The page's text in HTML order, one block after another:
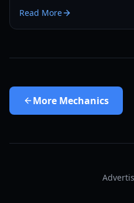
velocidad y las nuevas
2026.
Read More
More Mechanics